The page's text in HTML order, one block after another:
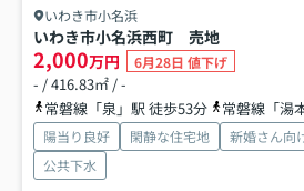
いわき市小名浜
いわき市小名浜西町 売地
2,000万円 6月28日 値下げ
- / 416.83㎡ / -
常磐線「泉」駅 徒歩53分
常磐線「湯
陽当り良好 閑静な住宅地 新婚さん向
公共下水